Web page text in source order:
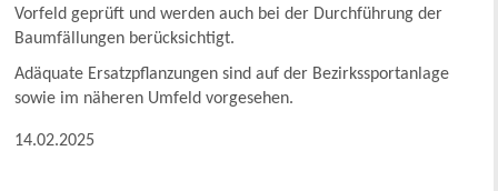
Vorfeld geprüft und werden auch bei der Durchführung der
Baumfällungen berücksichtigt.
Adäquate Ersatzpflanzungen sind auf der Bezirkssportanlage
sowie im näheren Umfeld vorgesehen.
14.02.2025